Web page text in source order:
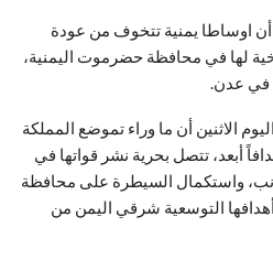
أن اوساطا يمنية تتخوف من عودة
لها في محافظة حضرموت اليمنية،
في عدن.
الاثنين أن ما وراء تموضع المملكة
أبعد، تتصل بحرية نشر قواتها في
واستكمال السيطرة على محافظة
التوسعية شرقي اليمن من